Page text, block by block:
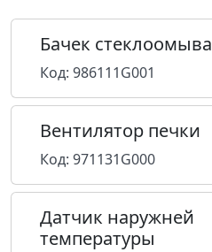
Бачек
Код: 986111G001
Вентилятор печки
Код: 971131G000
Датчик наружней
температуры